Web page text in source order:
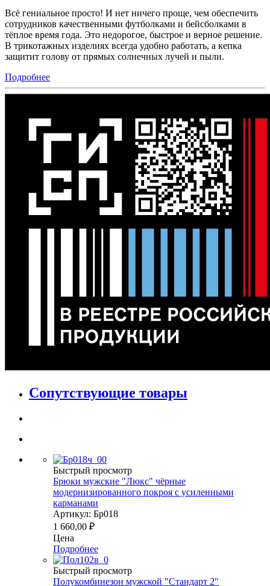
Всё гениальное просто! И нет ничего проще, чем обеспечить
сотрудников качественными футболками и бейсболками в
тёплое время года. Это недорогое, быстрое и верное решение.
В трикотажных изделиях всегда удобно работать, а кепка
защитит голову от прямых солнечных лучей и пыли.
Подробнее
Сопутствующие товары
Быстрый просмотр
Брюки мужские "Люкс" чёрные
модернизированного покроя с усиленными
карманами
Артикул: Бр018
1 660,00 ₽
Цена
Подробнее
Быстрый просмотр
Полукомбинезон мужской "Стандарт 2"